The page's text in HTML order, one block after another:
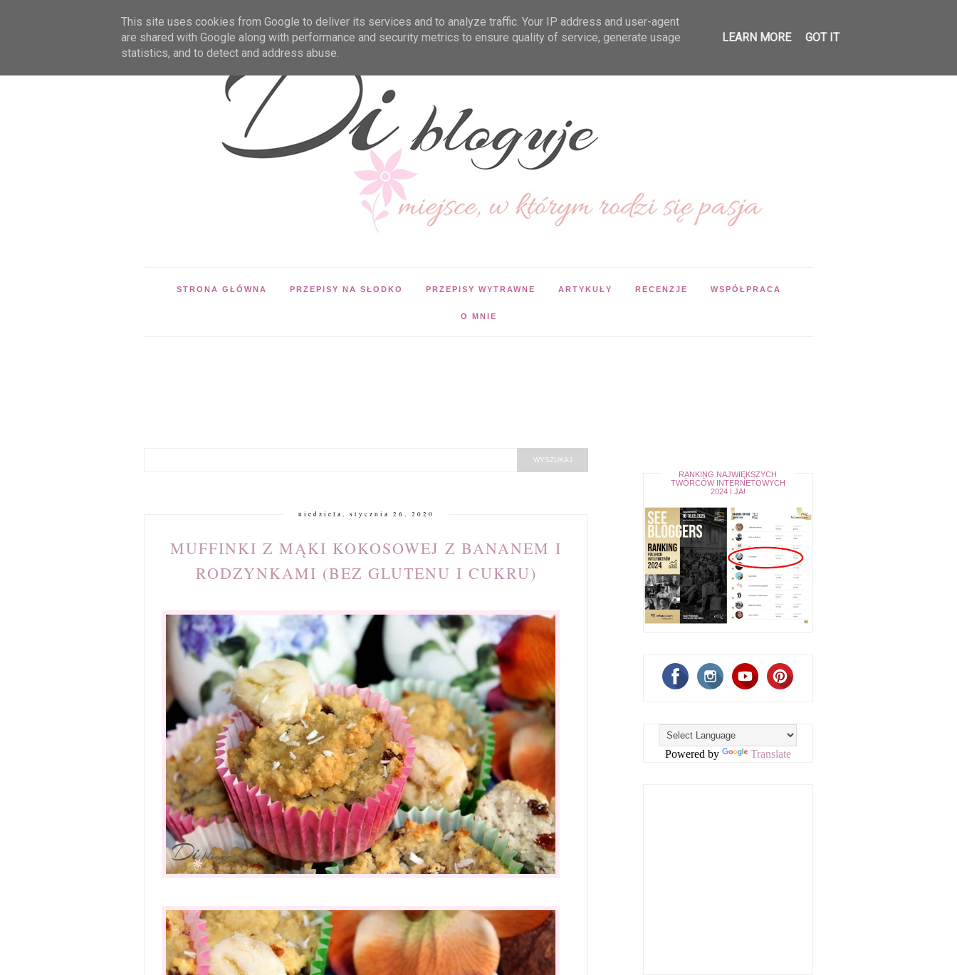
STRONA GŁÓWNA PRZEPISY NA SŁODKO PRZEPISY WYTRAWNE ARTYKUŁY RECENZJE WSPÓŁPRACA
O MNIE
niedziela, stycznia 26, 2020
MUFFINKI Z MĄKI KOKOSOWEJ Z BANANEM I
RODZYNKAMI (BEZ GLUTENU I CUKRU)
RANKING NAJWIĘKSZYCH
TWÓRCÓW INTERNETOWYCH
2024 I JA!
Powered by Translate
This site uses cookies from Google to deliver its services and to analyze traffic. Your IP address and user-agent
are shared with Google along with performance and security metrics to ensure quality of service, generate usage
statistics, and to detect and address abuse.
LEARN MORE GOT IT